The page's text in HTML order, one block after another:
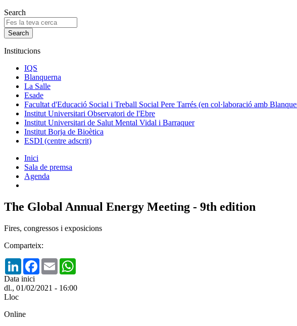
Search
Institucions
IQS
Blanquerna
La Salle
Esade
Facultat d'Educació Social i Treball Social Pere Tarrés (en col·laboració amb
Institut Universitari Observatori de l'Ebre
Institut Universitari de Salut Mental Vidal i Barraquer
Institut Borja de Bioètica
ESDI (centre adscrit)
Inici
Sala de premsa
Agenda
The Global Annual Energy Meeting - 9th edition
Fires, congressos i exposicions
Comparteix:
LinkedInFacebook
Email
Data inici
dl., 01/02/2021 - 16:00
Lloc
Online